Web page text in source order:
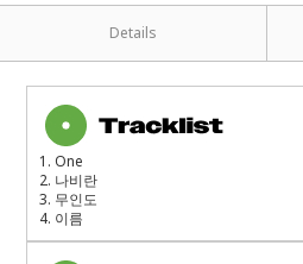
Details
1. One
2. 나비란
3. 무인도
4. 이름